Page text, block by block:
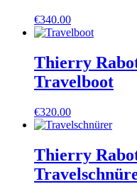
€340.00
Thierry
Travelboot
€320.00
Thierry